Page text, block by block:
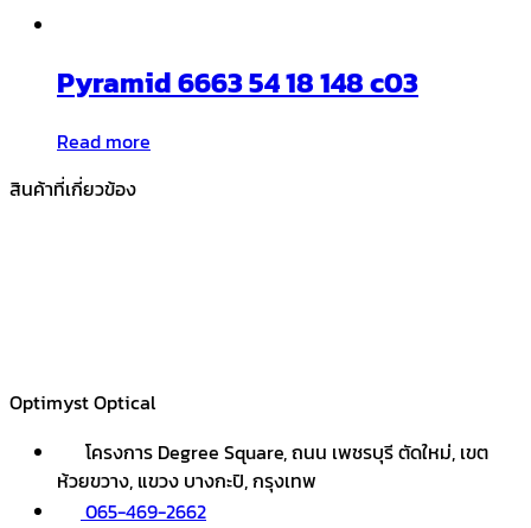
Pyramid 6663 54 18 148 c03
Read more
สินค้าที่เกี่ยวข้อง
Optimyst Optical
โครงการ Degree Square, ถนน เพชรบุรี ตัดใหม่, เขต
ห้วยขวาง, แขวง บางกะปิ, กรุงเทพ
065-469-2662